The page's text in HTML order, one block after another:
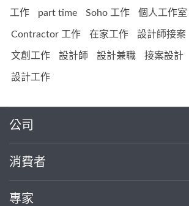
工作 part time Soho 工作 個人工作室
Contractor 工作 在家工作 設計師接案
文創工作 設計師 設計兼職 接案設計
設計工作
公司
消費者
專家